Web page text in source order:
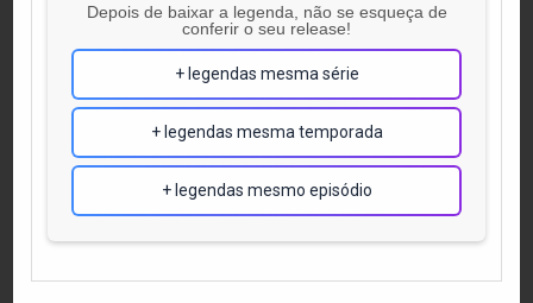
Depois de baixar a legenda, não se esqueça de
conferir o seu release!
+ legendas mesma série
+ legendas mesma temporada
+ legendas mesmo episódio